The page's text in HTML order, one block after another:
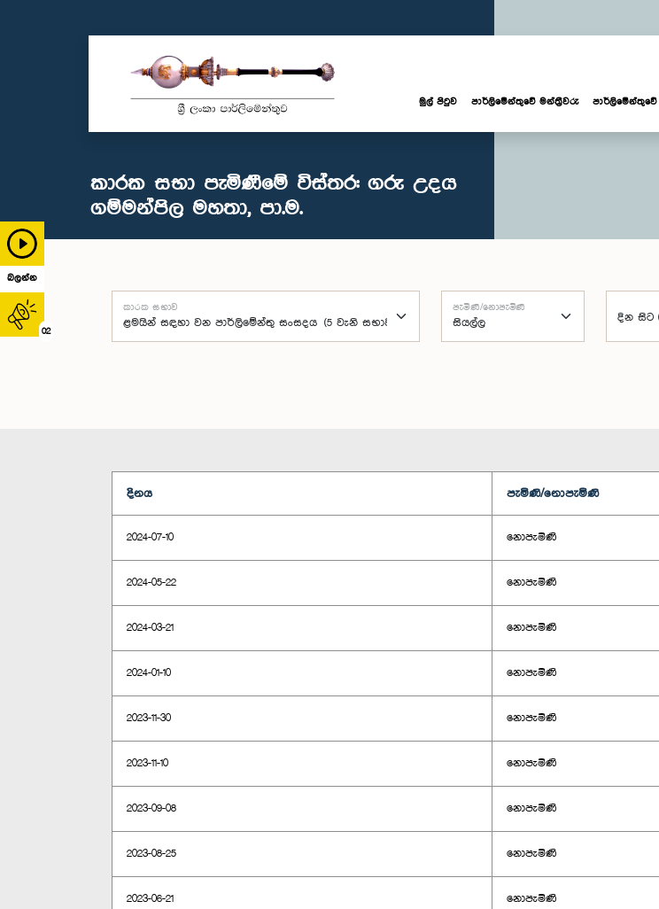
බලන්න
02
මුල් පිටුව පාර්ලි‌මේන්තුවේ මන්ත්‍රීවරු
කාරක සභා පැමිණීමේ විස්තර: ගරු උදය
ගම්මන්පිල මහතා, පා.ම.
කාරක සභාව පැමිණි/නොපැමිණි
දින සිට
දිනය පැමිණි/නොපැමිණි
2024-07-10 නොපැමිණි
2024-05-22 නොපැමිණි
2024-03-21 නොපැමිණි
2024-01-10 නොපැමිණි
2023-11-30 නොපැමිණි
2023-11-10 නොපැමිණි
2023-09-08 නොපැමිණි
2023-08-25 නොපැමිණි
2023-06-21 නොපැමිණි